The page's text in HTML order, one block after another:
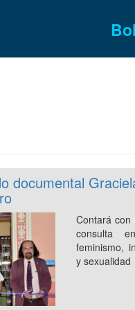
documental
Contará
consulta
feminismo,
y sexualidad